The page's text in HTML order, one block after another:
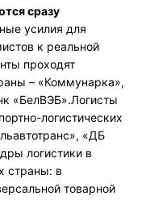
сразу
усилия для
к реальной
проходят
– «Коммунарка»,
«БелВЭБ».Логисты
логистических
«ДБ
логистики в
страны: в
товарной